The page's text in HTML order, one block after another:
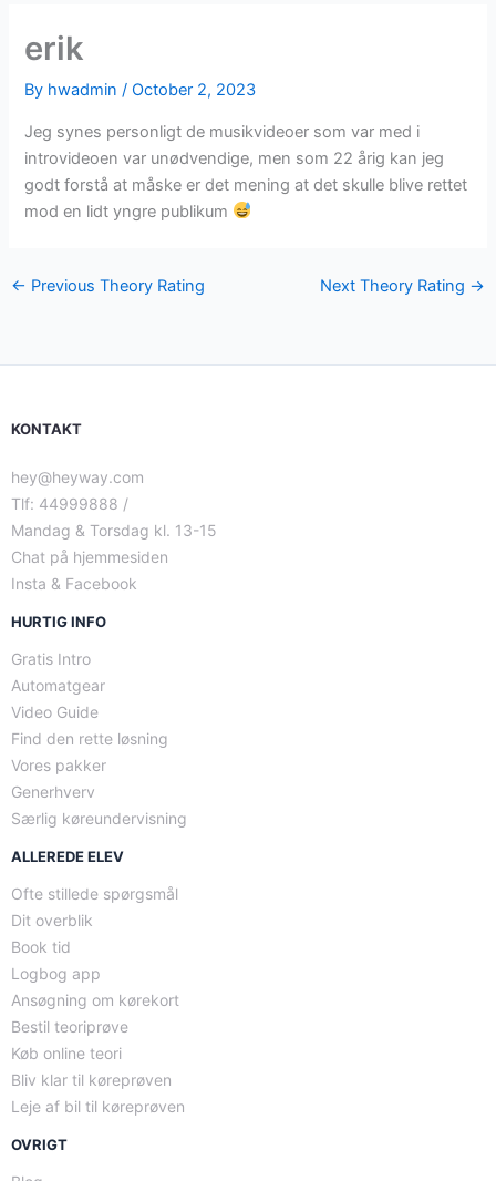
erik
By hwadmin/October 2, 2023
Jeg synes personligt de musikvideoer som var med i
introvideoen var unødvendige, men som 22 årig kan jeg
godt forstå at måske er det mening at det skulle blive rettet
mod en lidt yngre publikum
← Previous Theory Rating Next Theory Rating →
KONTAKT
hey@heyway.com
Tlf: 44999888 /
Mandag & Torsdag kl. 13-15
Chat på hjemmesiden
Insta & Facebook
HURTIG INFO
Gratis Intro
Automatgear
Video Guide
Find den rette løsning
Vores pakker
Generhverv
Særlig køreundervisning
ALLEREDE ELEV
Ofte stillede spørgsmål
Dit overblik
Book tid
Logbog app
Ansøgning om kørekort
Bestil teoriprøve
Køb online teori
Bliv klar til køreprøven
Leje af bil til køreprøven
OVRIGT